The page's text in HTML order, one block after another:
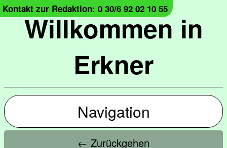
Willkommen in
Erkner
Kontakt zur Redaktion: 0 30/6 92 02 10 55
Navigation
← Zurückgehen